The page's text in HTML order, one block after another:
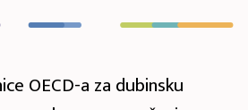
OECD-a za dubinsku